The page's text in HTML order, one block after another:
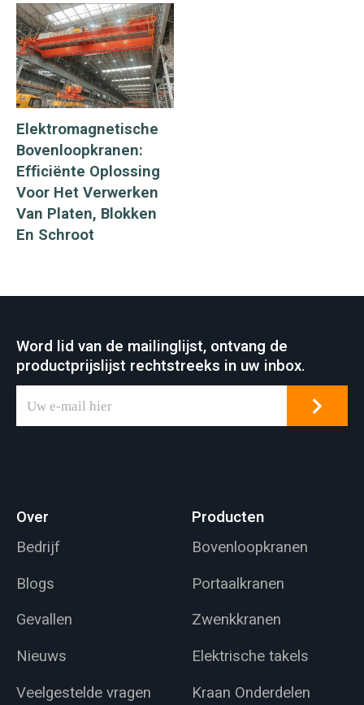
Elektromagnetische
Bovenloopkranen:
Efficiënte Oplossing
Voor Het Verwerken
Van Platen, Blokken
En Schroot
Word lid van de mailinglijst, ontvang de
productprijslijst rechtstreeks in uw inbox.
Over
Bedrijf
Blogs
Gevallen
Nieuws
Veelgestelde vragen
Producten
Bovenloopkranen
Portaalkranen
Zwenkkranen
Elektrische takels
Kraan Onderdelen